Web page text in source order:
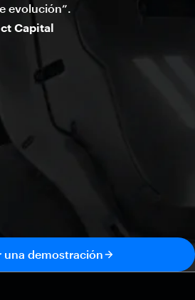
evolución”.
Capital
una demostración